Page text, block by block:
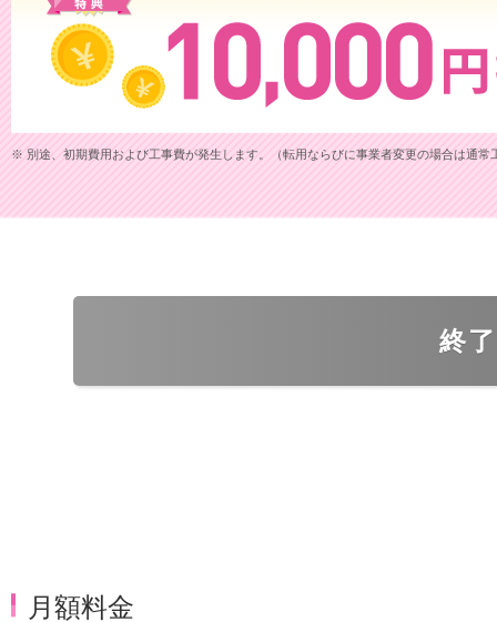
※ 別途、初期費用および工事費が発生します。（転用ならびに事業者変更の場合は通常
終
月額料金